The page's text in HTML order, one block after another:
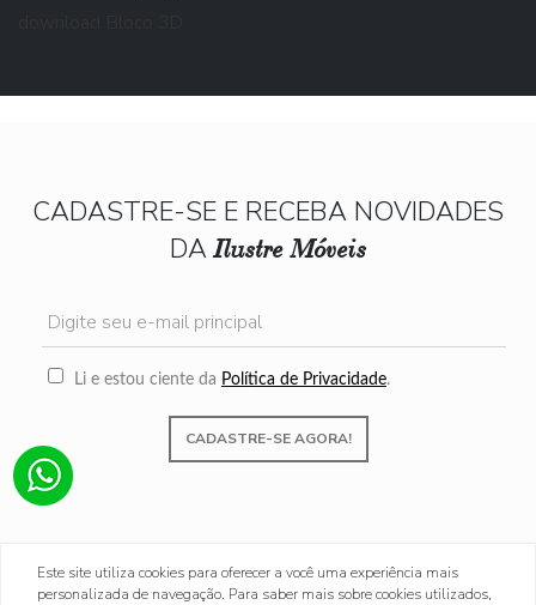
CADASTRE-SE E RECEBA NOVIDADES
DAIlustre Móveis
Li e estou ciente da Política de Privacidade.
CADASTRE-SE AGORA!
Este site utiliza cookies para oferecer a você uma experiência mais
personalizada de navegação. Para saber mais sobre cookies utilizados,